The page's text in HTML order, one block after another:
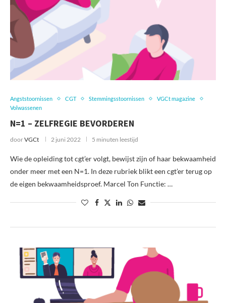
Angststoornissen CGT Stemmingsstoornissen
VGCt magazine
Volwassenen
N=1 – ZELFREGIE BEVORDEREN
doorVGCt 2 juni 2022 5 minuten leestijd
Wie de opleiding tot cgt’er volgt, bewijst zijn of haar bekwaamheid
onder meer met een N=1. In deze rubriek blikt een cgt’er terug op
de eigen bekwaamheidsproef. Marcel Ton Functie: …